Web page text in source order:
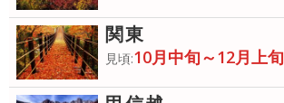
関東
見頃:10月中旬～12月上旬